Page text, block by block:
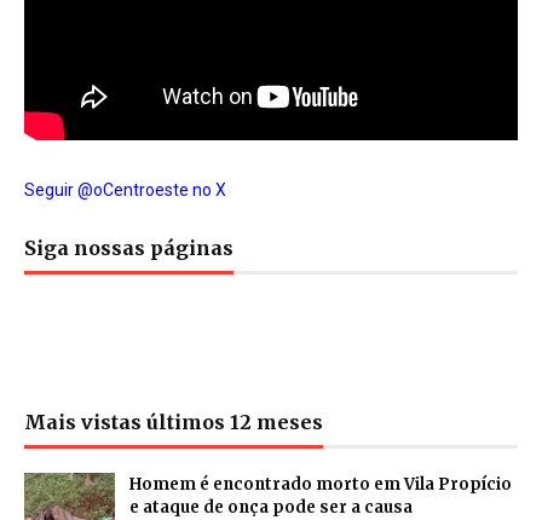
Seguir @oCentroeste no X
Siga nossas páginas
Mais vistas últimos 12 meses
Homem é encontrado morto em Vila Propício
e ataque de onça pode ser a causa